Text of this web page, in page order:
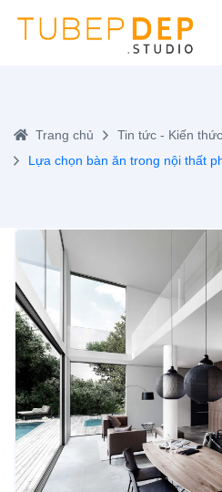
Trang chủ
Tin tức - Kiến thức
Lựa chọn bàn ăn trong nội thất